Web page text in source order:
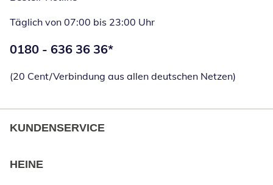
Täglich von 07:00 bis 23:00 Uhr
Telefonnummer:
0180 - 636 36 36*
(20 Cent/Verbindung aus allen deutschen Netzen)
KUNDENSERVICE
HEINE